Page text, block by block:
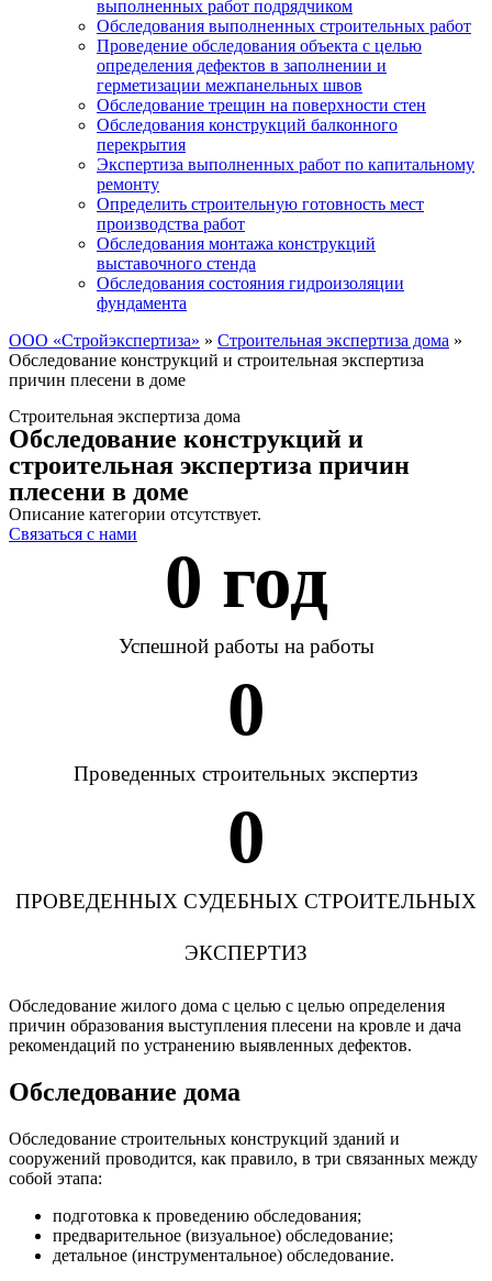
выполненных работ подрядчиком
Обследования выполненных строительных работ
Проведение обследования объекта с целью
определения дефектов в заполнении и
герметизации межпанельных швов
Обследование трещин на поверхности стен
Обследования конструкций балконного
перекрытия
Экспертиза выполненных работ по капитальному
ремонту
Определить строительную готовность мест
производства работ
Обследования монтажа конструкций
выставочного стенда
Обследования состояния гидроизоляции
фундамента
ООО «Стройэкспертиза» » Строительная экспертиза дома »
Обследование конструкций и строительная экспертиза
причин плесени в доме
Строительная экспертиза дома
Обследование конструкций и
строительная экспертиза причин
плесени в доме
Описание категории отсутствует.
Связаться с нами
0 год
Успешной работы на работы
0
Проведенных строительных экспертиз
0
ПРОВЕДЕННЫХ СУДЕБНЫХ СТРОИТЕЛЬНЫХ
ЭКСПЕРТИЗ
Обследование жилого дома с целью с целью определения
причин образования выступления плесени на кровле и дача
рекомендаций по устранению выявленных дефектов.
Обследование дома
Обследование строительных конструкций зданий и
сооружений проводится, как правило, в три связанных между
собой этапа:
подготовка к проведению обследования;
предварительное (визуальное) обследование;
детальное (инструментальное) обследование.